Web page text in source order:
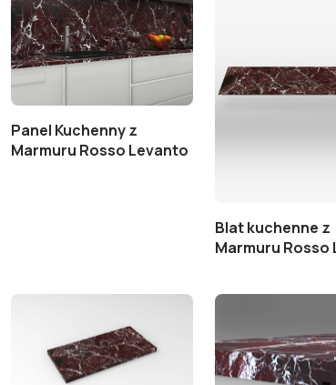
Panel Kuchenny z
Marmuru Rosso Levanto
Blat kuchenne z
Marmuru Rosso